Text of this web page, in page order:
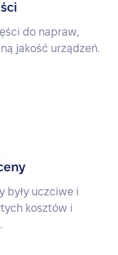
do napraw,
jakość urządzeń.
były uczciwe i
kosztów i